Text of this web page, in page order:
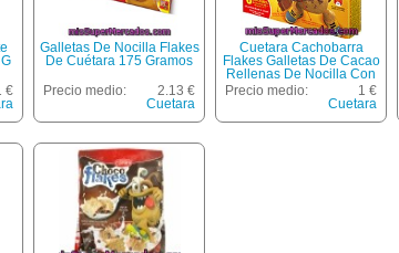
€
Galletas De Nocilla Flakes
De Cuétara 175 Gramos
Precio medio:
2.13 €
Cuetara
Cuetara Cachobarra
Flakes Galletas De Cacao
Rellenas De Nocilla Con
Bolitas De Cereales
Estuche 90 G 6 Unidades
Precio medio:
1 €
Cuetara